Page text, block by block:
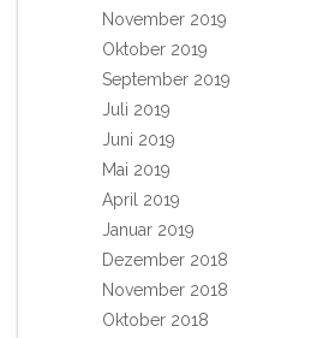
November 2019
Oktober 2019
September 2019
Juli 2019
Juni 2019
Mai 2019
April 2019
Januar 2019
Dezember 2018
November 2018
Oktober 2018